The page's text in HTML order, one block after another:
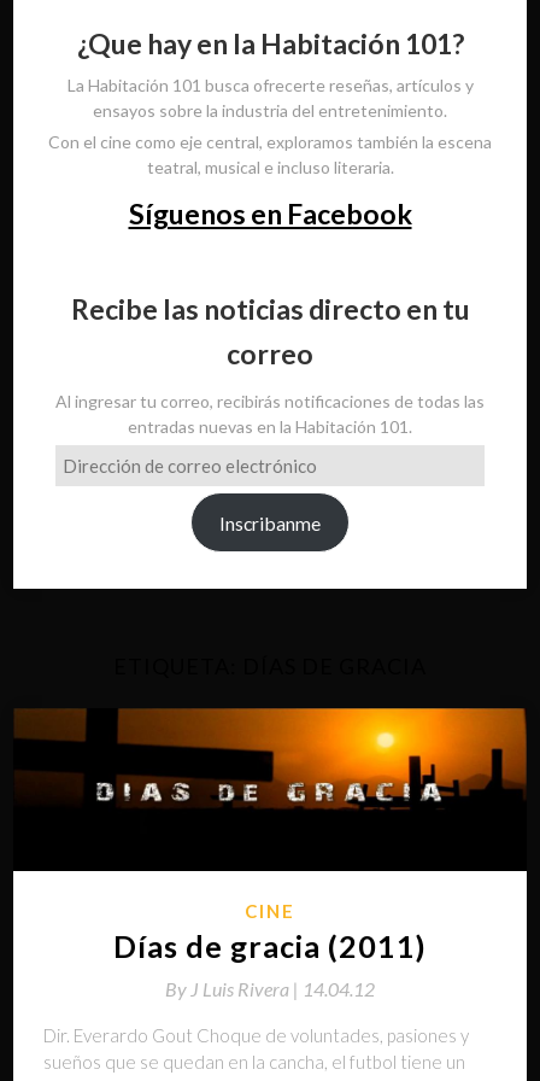
¿Que hay en la Habitación 101?
La Habitación 101 busca ofrecerte reseñas, artículos y
ensayos sobre la industria del entretenimiento.
Con el cine como eje central, exploramos también la escena
teatral, musical e incluso literaria.
Síguenos en Facebook
Recibe las noticias directo en tu
correo
Al ingresar tu correo, recibirás notificaciones de todas las
entradas nuevas en la Habitación 101.
Dirección
de
Inscribanme
CINE
Días de gracia (2011)
By J Luis Rivera | 14.04.12
Dir. Everardo Gout Choque de voluntades, pasiones y
sueños que se quedan en la cancha, el futbol tiene un